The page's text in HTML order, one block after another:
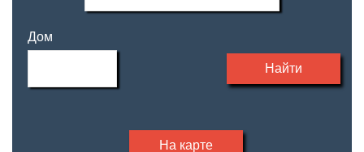
Дом
Найти
На карте